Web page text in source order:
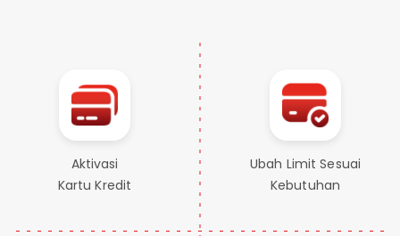
Aktivasi
Kartu Kredit
Ubah Limit Sesuai
Kebutuhan